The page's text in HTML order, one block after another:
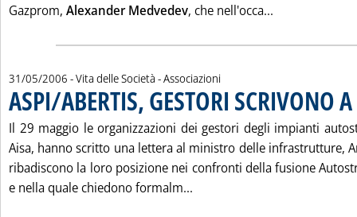
Gazprom, Alexander Medvedev, che nell'occa...
31/05/2006 - Vita delle Società - Associazioni
ASPI/ABERTIS, GESTORI SCRIVONO
Il 29 maggio le organizzazioni dei gestori degli impianti
Aisa, hanno scritto una lettera al ministro delle infrastrutture,
ribadiscono la loro posizione nei confronti della fusione
e nella quale chiedono formalm...